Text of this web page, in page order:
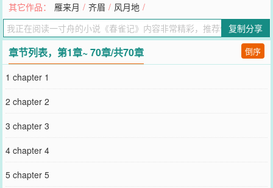
决定和小姑娘说清楚。但他刚打算开口，顾宝珠便一脸红晕地叫他，
“小叔叔，我和梁均和在一起了。”付裕安愣了，半天没反应过来。梁
均和是他的外甥，两个小家伙恋爱后，成天在付裕安跟前晃。而他的
眼睛，也一刻不离地落在宝珠白花苞一样的脸上，视线收都收不回
来。付裕安觉得自己一定是疯了。某天听见他们吵架，等到梁均和扬
长而去，他扶住宝珠的肩，“你在发抖，我送你回去。”分手后某个深
夜，梁均和去找宝珠道歉。开门的人是付裕安。他衣衫不整，端出男
友姿态，平静地系着扣子，上下打量外甥一眼，“宝珠累了，刚刚才睡
下，这儿没你什么事了，回去吧。”“……”｜sc，he｜男女主无血缘关
系，年上差九岁。｜非大女主文，只写一个女生的成长，以及，在挑
选异性这件事上，女主做任何选择都是正确的，请勿恶言攻击。人物
均为虚构，谢绝代入现实，更不要在评论区提及真实运动员，作者非
专业人士，如有错漏，请温柔指出。
您要是觉得《
的朋友推荐哦！
其它作品： 雁来月 / 齐眉 / 风月地 /
复制分享
章节列表，第1章~ 70章/共70章 倒序
1 chapter 1
2 chapter 2
3 chapter 3
4 chapter 4
5 chapter 5